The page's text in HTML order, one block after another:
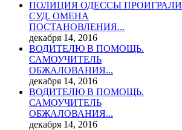
ПОЛИЦИЯ ОДЕССЫ ПРОИГРАЛИ
СУД. ОМЕНА
ПОСТАНОВЛЕНИЯ...
декабря 14, 2016
ВОДИТЕЛЮ В ПОМОЩЬ.
САМОУЧИТЕЛЬ
ОБЖАЛОВАНИЯ...
декабря 14, 2016
ВОДИТЕЛЮ В ПОМОЩЬ.
САМОУЧИТЕЛЬ
ОБЖАЛОВАНИЯ...
декабря 14, 2016